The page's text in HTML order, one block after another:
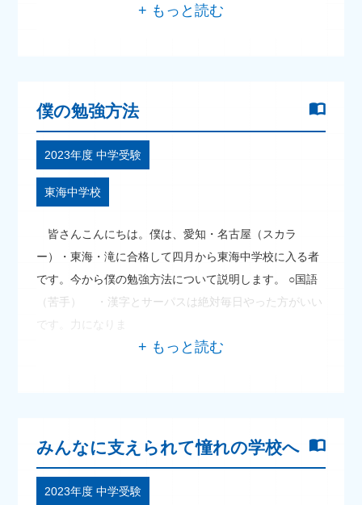
僕の勉強方法
2023年度 中学受験
東海中学校
皆さんこんにちは。僕は、愛知・名古屋（スカラ
ー）・東海・滝に合格して四月から東海中学校に入る者
です。今から僕の勉強方法について説明します。 ○国語
（苦手） ・漢字とサーパスは絶対毎日やった方がいい
です。力になりま
みんなに支えられて憧れの学校へ
2023年度 中学受験